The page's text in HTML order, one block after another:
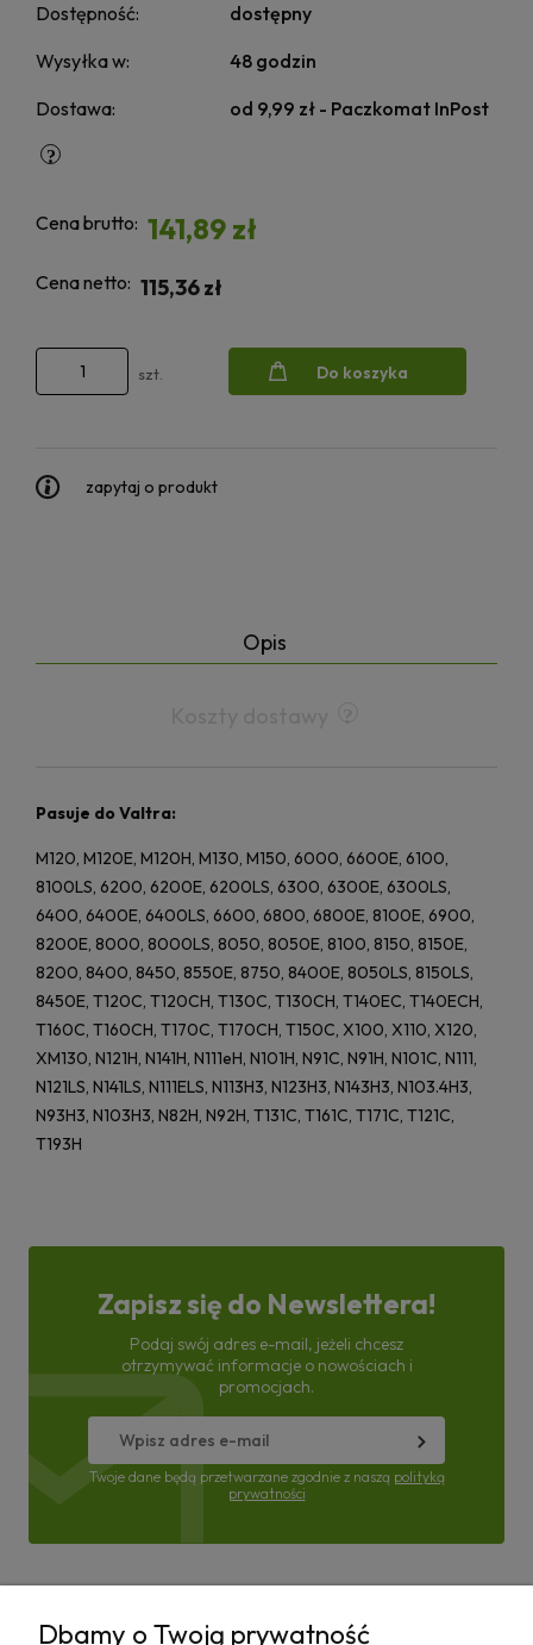
Dostępność:
dostępny
Wysyłka w:
48 godzin
Dostawa:
od 9,99 zł - Paczkomat InPost
Cena brutto: 141,89 zł
Cena netto: 115,36 zł
szt. Do koszyka
zapytaj o produkt
Opis
Pasuje do Valtra:
M120, M120E, M120H, M130, M150, 6000, 6600E, 6100,
8100LS, 6200, 6200E, 6200LS, 6300, 6300E, 6300LS,
6400, 6400E, 6400LS, 6600, 6800, 6800E, 8100E, 6900,
8200E, 8000, 8000LS, 8050, 8050E, 8100, 8150, 8150E,
8200, 8400, 8450, 8550E, 8750, 8400E, 8050LS, 8150LS,
8450E, T120C, T120CH, T130C, T130CH, T140EC, T140ECH,
T160C, T160CH, T170C, T170CH, T150C, X100, X110, X120,
XM130, N121H, N141H, N111eH, N101H, N91C, N91H, N101C, N111,
N121LS, N141LS, N111ELS, N113H3, N123H3, N143H3, N103.4H3,
N93H3, N103H3, N82H, N92H, T131C, T161C, T171C, T121C,
T193H
Zapisz się do Newslettera!
Podaj swój adres e-mail, jeżeli chcesz
otrzymywać informacje o nowościach i
promocjach.
Twoje dane będą przetwarzane zgodnie z naszą polityką
prywatności
Dbamy o Twoją prywatność